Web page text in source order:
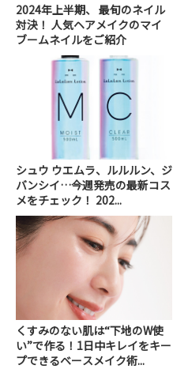
2024年上半期、 最旬のネイル
対決！ 人気ヘアメイクのマイ
ブームネイルをご紹介
シュウ ウエムラ、ルルルン、ジ
バンシイ…今週発売の最新コス
メをチェック！ 202...
くすみのない肌は“下地のW使
い”で作る！1日中キレイをキー
プできるベースメイク術...